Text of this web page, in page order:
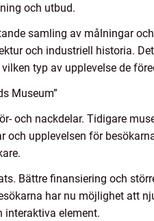
och utbud.
samling av målningar
och industriell historia.
typ av upplevelse de
Museum”
och nackdelar. Tidigare
upplevelsen för
Bättre finansiering och
har nu möjlighet att
interaktiva element.